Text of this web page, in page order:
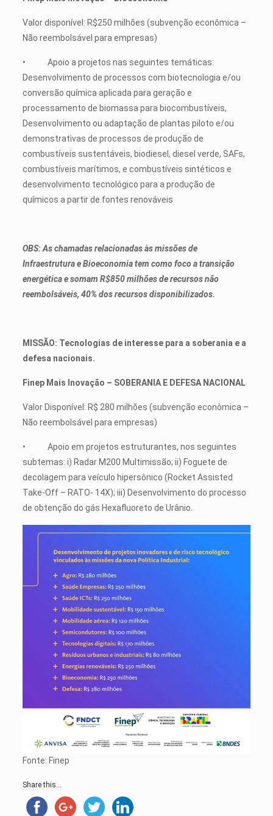
Valor disponível: R$250 milhões (subvenção econômica –
Não reembolsável para empresas)
• Apoio a projetos nas seguintes temáticas:
Desenvolvimento de processos com biotecnologia e/ou
conversão química aplicada para geração e
processamento de biomassa para biocombustíveis,
Desenvolvimento ou adaptação de plantas piloto e/ou
demonstrativas de processos de produção de
combustíveis sustentáveis, biodiesel, diesel verde, SAFs,
combustíveis marítimos, e combustíveis sintéticos e
desenvolvimento tecnológico para a produção de
químicos a partir de fontes renováveis
OBS: As chamadas relacionadas às missões de
Infraestrutura e Bioeconomia tem como foco a transição
energética e somam R$850 milhões de recursos não
reembolsáveis, 40% dos recursos disponibilizados.
MISSÃO: Tecnologias de interesse para a soberania e a
defesa nacionais.
Finep Mais Inovação – SOBERANIA E DEFESA NACIONAL
Valor Disponível: R$ 280 milhões (subvenção econômica –
Não reembolsável para empresas)
• Apoio em projetos estruturantes, nos seguintes
subtemas: i) Radar M200 Multimissão; ii) Foguete de
decolagem para veículo hipersônico (Rocket Assisted
Take-Off – RATO- 14X); iii) Desenvolvimento do processo
de obtenção do gás Hexafluoreto de Urânio.
Fonte: Finep
Share this...